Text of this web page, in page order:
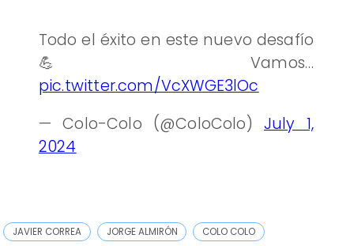
Todo el éxito en este nuevo desafío
💪 Vamos…
pic.twitter.com/VcXWGE3lOc
— Colo-Colo (@ColoColo) July 1,
2024
JAVIER CORREA JORGE ALMIRÓN COLO COLO